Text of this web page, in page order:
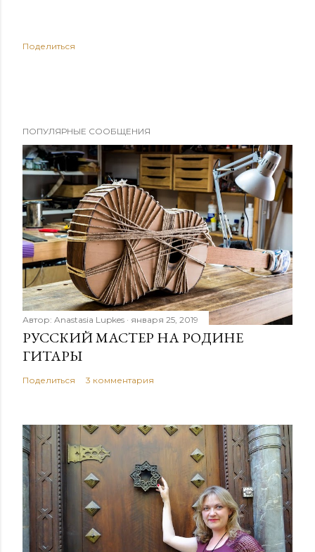
Поделиться
ПОПУЛЯРНЫЕ СООБЩЕНИЯ
Автор: Anastasia Lupkes января 25, 2019
РУССКИЙ МАСТЕР НА РОДИНЕ
ГИТАРЫ
Поделиться 3 комментария